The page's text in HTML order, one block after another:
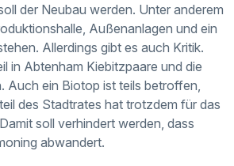
der Neubau werden. Unter anderem
Außenanlagen und ein
Allerdings gibt es auch Kritik.
in Abtenham Kiebitzpaare und die
Auch ein Biotop ist teils betroffen,
des Stadtrates hat trotzdem für das
soll verhindert werden, dass
abwandert.